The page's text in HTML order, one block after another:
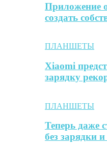
Приложение
создать
ПЛАНШЕТЫ
Xiaomi
зарядку
ПЛАНШЕТЫ
Теперь даже
без зарядки